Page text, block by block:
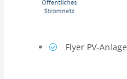
Flyer PV-Anlage